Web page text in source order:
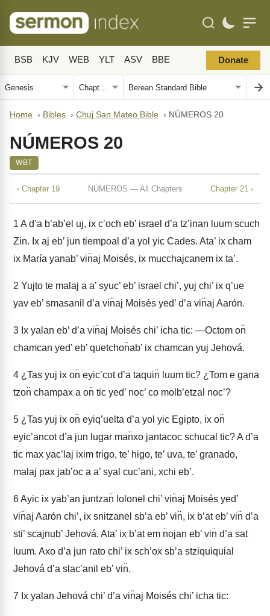
BSB KJV WEB YLT ASV BBE Donate
Home › Bibles › Chuj San Mateo Bible › NÚMEROS 20
NÚMEROS 20
WBT
‹ Chapter 19 NÚMEROS — All Chapters Chapter 21 ›
1 A d’a b’ab’el uj, ix c’och eb’ israel d’a tz’inan luum scuch
Zin. Ix aj eb’ jun tiempoal d’a yol yic Cades. Ata’ ix cham
ix María yanab’ vin̈aj Moisés, ix mucchajcanem ix ta’.
2 Yujto te malaj a a’ syuc’ eb’ israel chi’, yuj chi’ ix q’ue
yav eb’ smasanil d’a vin̈aj Moisés yed’ d’a vin̈aj Aarón.
3 Ix yalan eb’ d’a vin̈aj Moisés chi’ icha tic: —Octom on̈
chamcan yed’ eb’ quetchon̈ab’ ix chamcan yuj Jehová.
4 ¿Tas yuj ix on̈ eyic’cot d’a taquin̈ luum tic? ¿Tom e gana
tzon̈ champax a on̈ tic yed’ noc’ co molb’etzal noc’?
5 ¿Tas yuj ix on̈ eyiq’uelta d’a yol yic Egipto, ix on̈
eyic’ancot d’a jun lugar man̈xo jantacoc schucal tic? A d’a
tic max yac’laj ixim trigo, te’ higo, te’ uva, te’ granado,
malaj pax jab’oc a a’ syal cuc’ani, xchi eb’.
6Ayic ix yab’an juntzan̈ lolonel chi’ vin̈aj Moisés yed’
vin̈aj Aarón chi’, ix snitzanel sb’a eb’ vin̈, ix b’at eb’ vin̈ d’a
sti’ scajnub’ Jehová. Ata’ ix b’at em n̈ojan eb’ vin̈ d’a sat
luum. Axo d’a jun rato chi’ ix sch’ox sb’a stziquiquial
Jehová d’a slac’anil eb’ vin̈.
7 Ix yalan Jehová chi’ d’a vin̈aj Moisés chi’ icha tic: